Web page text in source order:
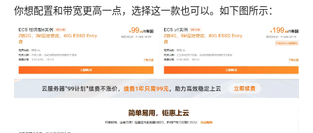
你想配置和带宽更高一点，选择这一款也可以。如下图所示：